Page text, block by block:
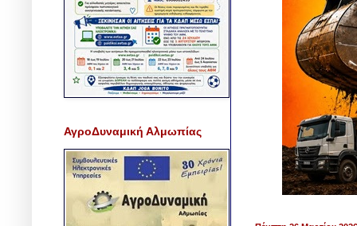
ΑγροΔυναμική Αλμωπίας